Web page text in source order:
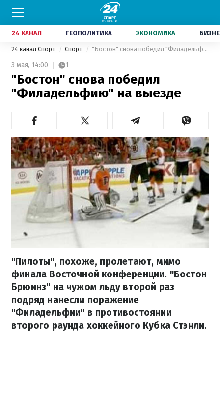
24 КАНАЛ ГЕОПОЛИТИКА ЭКОНОМИКА
24 канал Спорт Спорт "Бостон" снова победил "Филадельфию" на выезде
3 мая, 14:00 1
"Бостон" снова победил
"Филадельфию" на выезде
"Пилоты", похоже, пролетают, мимо
финала Восточной конференции. "Бостон
Брюинз" на чужом льду второй раз
подряд нанесли поражение
"Филадельфии" в противостоянии
второго раунда хоккейного Кубка Стэнли.